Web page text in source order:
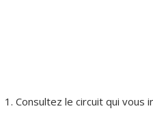
Consultez le circuit qui vous